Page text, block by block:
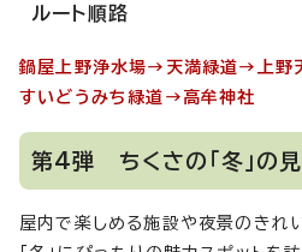
ルート順路
鍋屋上野浄水場→天満緑道→上野
すいどうみち緑道→高牟神社
第4弾 ちくさの「冬」の
屋内で楽しめる施設や夜景のきれ